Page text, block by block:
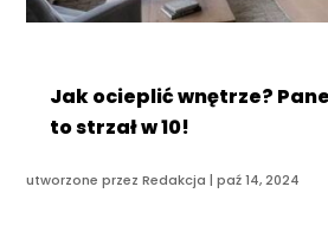
Jak ocieplić wnętrze?
to strzał w 10!
utworzone przezRedakcja |paź 14, 2024